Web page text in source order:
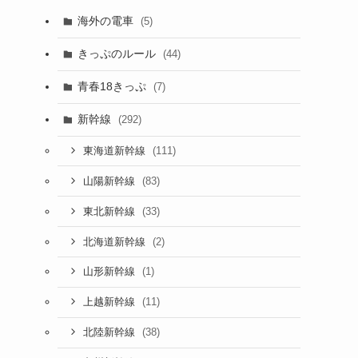
海外の電車 (5)
きっぷのルール (44)
青春18きっぷ (7)
新幹線 (292)
東海道新幹線 (111)
山陽新幹線 (83)
東北新幹線 (33)
北海道新幹線 (2)
山形新幹線 (1)
上越新幹線 (11)
北陸新幹線 (38)